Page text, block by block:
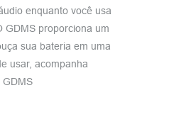
enquanto você usa
GDMS proporciona um
sua bateria em uma
usar, acompanha
GDMS